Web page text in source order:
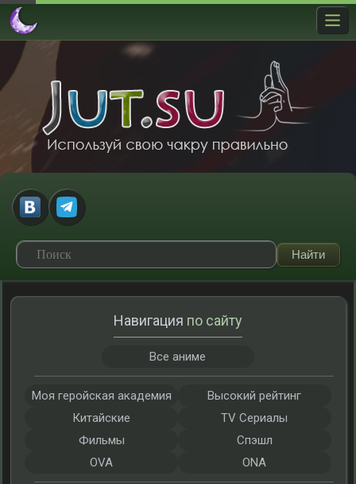
Навигация по сайту
Все аниме
Моя геройская академия
Высокий рейтинг
Китайские
TV Сериалы
Фильмы
Спэшл
OVA
ONA